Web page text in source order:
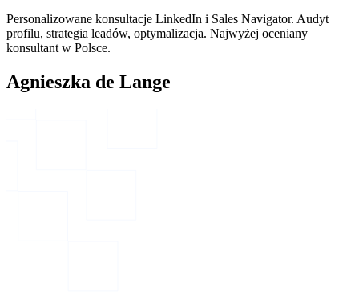
Personalizowane konsultacje LinkedIn i Sales Navigator. Audyt
profilu, strategia leadów, optymalizacja. Najwyżej oceniany
konsultant w Polsce.
Agnieszka de Lange